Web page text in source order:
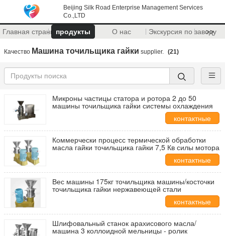
Beijing Silk Road Enterprise Management Services
Co.,LTD
Главная страницапродукты О нас Экскурсия по заводу
>>
Качество Машина точильщика гайки supplier. (21)
Микроны частицы статора и ротора 2 до 50
машины точильщика гайки системы охлаждения
контактные
данные
Коммерчески процесс термической обработки
масла гайки точильщика гайки 7,5 Кв силы мотора
контактные
данные
Вес машины 175кг точильщика машины/косточки
точильщика гайки нержавеющей стали
контактные
данные
Шлифовальный станок арахисового масла/
машина 3 коллоидной мельницы - ролик